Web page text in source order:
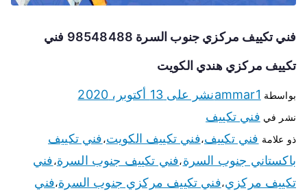
فني تكييف مركزي جنوب السرة 98548488 فني
تكييف مركزي هندي الكويت
بواسطة ammar1نشر على 13 أكتوبر، 2020
نشر في فني تكييف
ذو علامة فني تكييف،فني تكييف الكويت،فني تكييف
باكستاني جنوب السرة،فني تكييف جنوب السرة،فني
تكييف مركزي،فني تكييف مركزي جنوب السرة،فني